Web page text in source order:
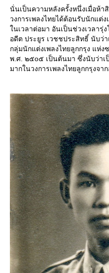
นั่นเป็นความหลังครั้งหนึ่งเมื่อห้า
วงการเพลงไทยได้ต้อนรับนักแต่
นเวลาต่อมา อันเป็นช่วงเวลารุ่
อดีต ประยูร เวชชประสิทธิ์ นับว่
กลุ่มนักแต่งเพลงไทยลูกกรุง แห่
พ.ศ. ๒๕o๕ เป็นต้นมา ซึ่งนับว่าเ
มากในวงการเพลงไทยลูกกรุงจ